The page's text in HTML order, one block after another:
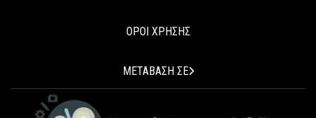
ΟΡΟΙ ΧΡΗΣΗΣ
ΜΕΤΑΒΑΣΗ ΣΕ